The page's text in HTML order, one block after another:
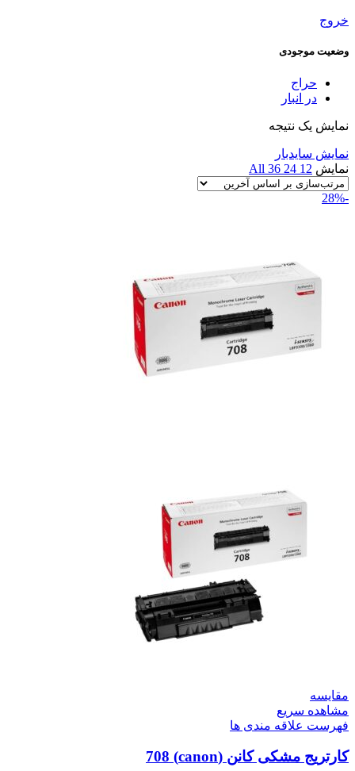
خروج
وضعیت موجودی
حراج
در انبار
نمایش یک نتیجه
نمایش سایدبار
نمایش 12
24
36
All
-28%
مقایسه
مشاهده سریع
فهرست علاقه مندی ها
کارتریج مشکی کانن (canon) 708